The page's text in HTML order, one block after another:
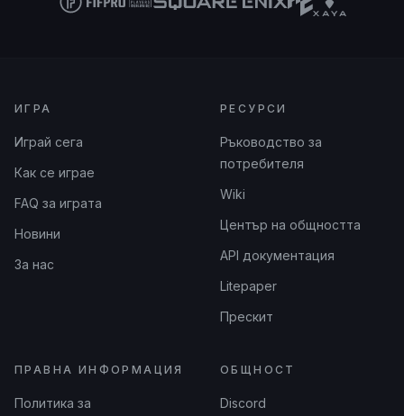
ИГРА
Играй сега
Как се играе
FAQ за играта
Новини
За нас
РЕСУРСИ
Ръководство за
потребителя
Wiki
Център на общността
API документация
Litepaper
Прескит
ПРАВНА ИНФОРМАЦИЯ
Политика за
ОБЩНОСТ
Discord